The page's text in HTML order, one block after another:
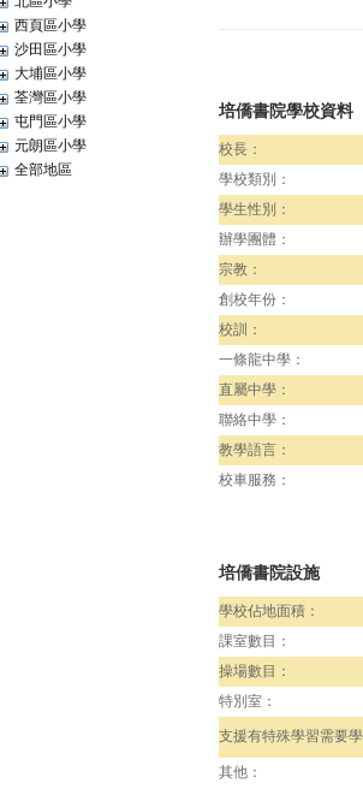
西頁區小學
沙田區小學
大埔區小學
荃灣區小學
屯門區小學
元朗區小學
全部地區
培僑書院學校資料
校長：
學校類別：
學生性別：
辦學團體：
宗教：
創校年份：
校訓：
一條龍中學：
直屬中學：
聯絡中學：
教學語言：
校車服務：
培僑書院設施
學校佔地面積：
課室數目：
操場數目：
特別室：
支援有特殊學習需要學
其他：